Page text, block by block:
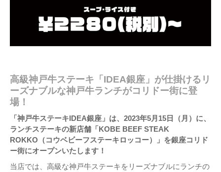
高級神戸牛ステーキ「IDEA銀座」が仕掛けるリ
ーズナブルな神戸牛ランチがコリドー街に登
場！
「神戸牛ステーキIDEA銀座」は、2023年5月15日（月）に、
ランチステーキの新店舗「KOBE BEEF STEAK
ROKKO（コウベビーフステーキロッコー）」を銀座コリド
ー街にオープンいたします！
当店では、高級な神戸牛ステーキをリーズナブルにランチの